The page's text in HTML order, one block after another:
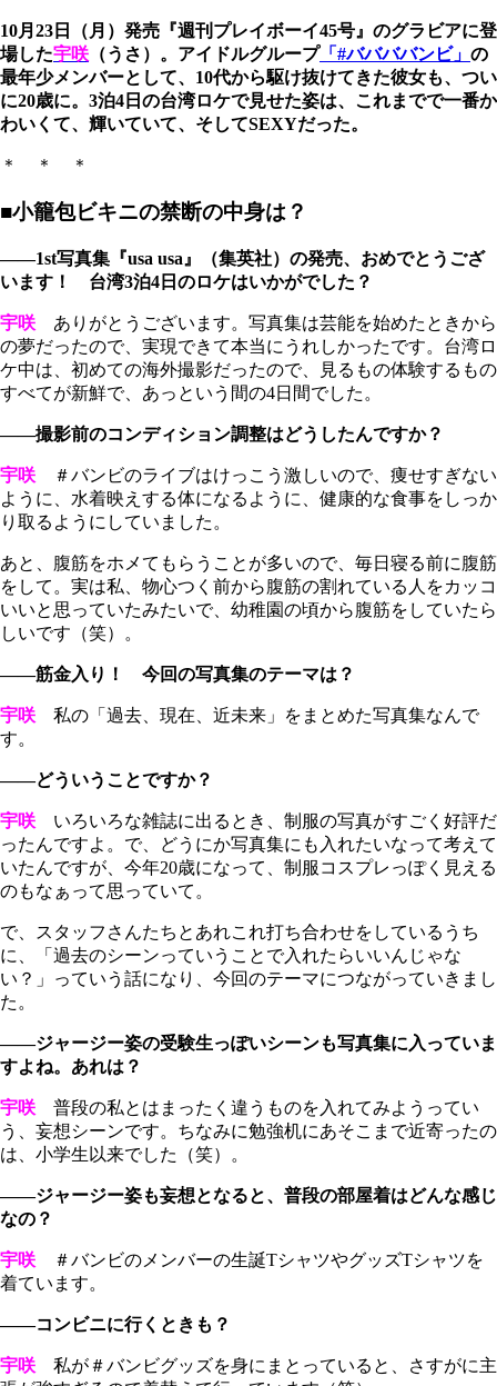
10月23日（月）発売『週刊プレイボーイ45号』のグラビアに登
場した宇咲 （うさ）。アイドルグループ「#ババババンビ」 の
最年少メンバーとして、10代から駆け抜けてきた彼女も、つい
に20歳に。3泊4日の台湾ロケで見せた姿は、これまでで一番か
わいくて、輝いていて、そしてSEXYだった。
＊ ＊ ＊
■小籠包ビキニの禁断の中身は？
――1st写真集『usa usa』（集英社）の発売、おめでとうござ
います！ 台湾3泊4日のロケはいかがでした？
宇咲 ありがとうございます。写真集は芸能を始めたときから
の夢だったので、実現できて本当にうれしかったです。台湾ロ
ケ中は、初めての海外撮影だったので、見るもの体験するもの
すべてが新鮮で、あっという間の4日間でした。
――撮影前のコンディション調整はどうしたんですか？
宇咲 ＃バンビのライブはけっこう激しいので、痩せすぎない
ように、水着映えする体になるように、健康的な食事をしっか
り取るようにしていました。
あと、腹筋をホメてもらうことが多いので、毎日寝る前に腹筋
をして。実は私、物心つく前から腹筋の割れている人をカッコ
いいと思っていたみたいで、幼稚園の頃から腹筋をしていたら
しいです（笑）。
――筋金入り！ 今回の写真集のテーマは？
宇咲 私の「過去、現在、近未来」をまとめた写真集なんで
す。
――どういうことですか？
宇咲 いろいろな雑誌に出るとき、制服の写真がすごく好評だ
ったんですよ。で、どうにか写真集にも入れたいなって考えて
いたんですが、今年20歳になって、制服コスプレっぽく見える
のもなぁって思っていて。
で、スタッフさんたちとあれこれ打ち合わせをしているうち
に、「過去のシーンっていうことで入れたらいいんじゃな
い？」っていう話になり、今回のテーマにつながっていきまし
た。
――ジャージー姿の受験生っぽいシーンも写真集に入っていま
すよね。あれは？
宇咲 普段の私とはまったく違うものを入れてみようってい
う、妄想シーンです。ちなみに勉強机にあそこまで近寄ったの
は、小学生以来でした（笑）。
――ジャージー姿も妄想となると、普段の部屋着はどんな感じ
なの？
宇咲 ＃バンビのメンバーの生誕TシャツやグッズTシャツを
着ています。
――コンビニに行くときも？
宇咲 私が＃バンビグッズを身にまとっていると、さすがに主